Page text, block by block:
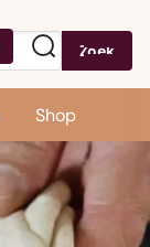
Zoek
Shop